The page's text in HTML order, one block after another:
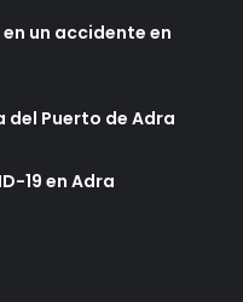
un accidente en
del Puerto de Adra
19 en Adra